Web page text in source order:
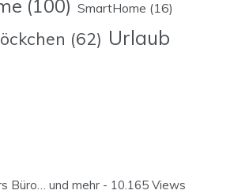
(100) SmartHome (16)
(62) Urlaub
Büro… und mehr - 10.165 Views